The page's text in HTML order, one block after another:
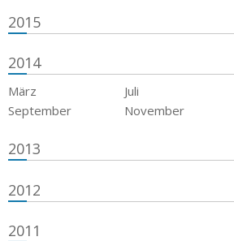
2015
2014
März Juli
September
November
2013
2012
2011